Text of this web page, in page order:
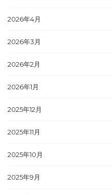
2026年4月
2026年3月
2026年2月
2026年1月
2025年12月
2025年11月
2025年10月
2025年9月